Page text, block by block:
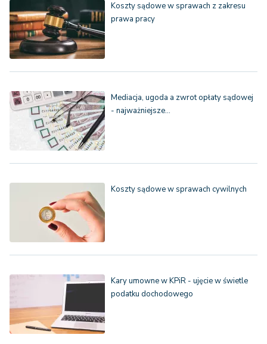
Koszty sądowe w sprawach z zakresu
prawa pracy
Mediacja, ugoda a zwrot opłaty sądowej
- najważniejsze…
Koszty sądowe w sprawach cywilnych
Kary umowne w KPiR - ujęcie w świetle
podatku dochodowego